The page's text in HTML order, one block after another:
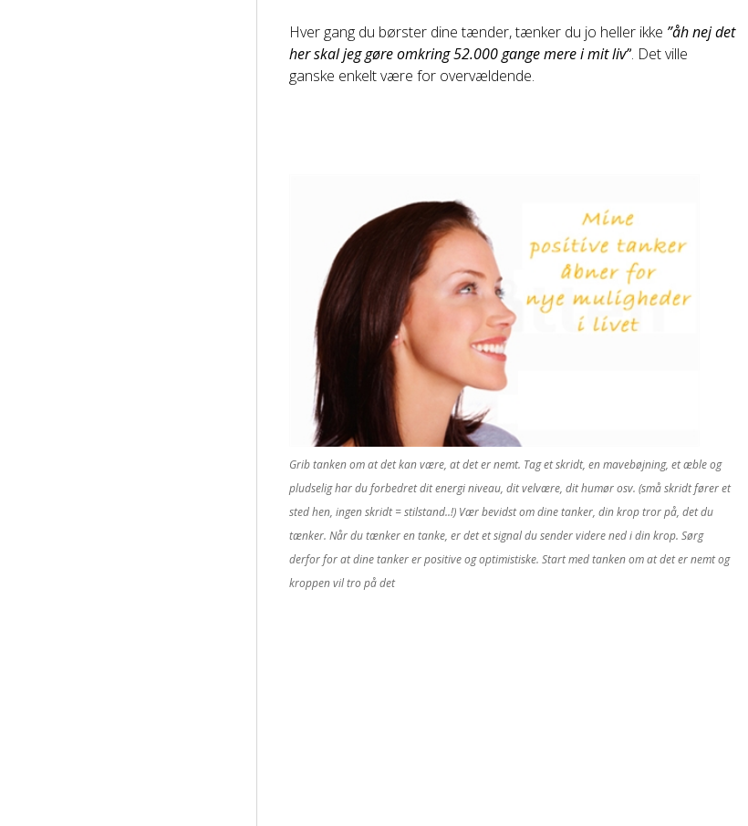
Hver gang du børster dine tænder, tænker du jo heller ikke ”åh nej det
her skal jeg gøre omkring 52.000 gange mere i mit liv”. Det ville
ganske enkelt være for overvældende.
Grib tanken om at det kan være, at det er nemt. Tag et skridt, en mavebøjning, et æble og
pludselig har du forbedret dit energi niveau, dit velvære, dit humør osv. (små skridt fører et
sted hen, ingen skridt = stilstand..!) Vær bevidst om dine tanker, din krop tror på, det du
tænker. Når du tænker en tanke, er det et signal du sender videre ned i din krop. Sørg
derfor for at dine tanker er positive og optimistiske. Start med tanken om at det er nemt og
kroppen vil tro på det